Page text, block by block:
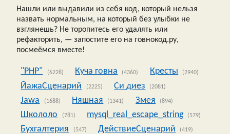
Нашли или выдавили из себя код, который нельзя
назвать нормальным, на который без улыбки не
взглянешь? Не торопитесь его удалять или
рефакторить, — запостите его на говнокод.ру,
посмеёмся вместе!
"PHP" (6228) Куча говна (4360) Кресты (2940)
ЙажаСценарий (2225) Си диез (2081)
Jawa (1688) Няшная (1341) Змея (894)
Школоло (781) mysql_real_escape_string (579)
Бухгалтерия (547) ДействиеСценарий (419)